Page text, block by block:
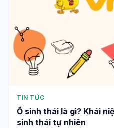
TIN TỨC
Ổ sinh thái là gì? Khái
sinh thái tự nhiên